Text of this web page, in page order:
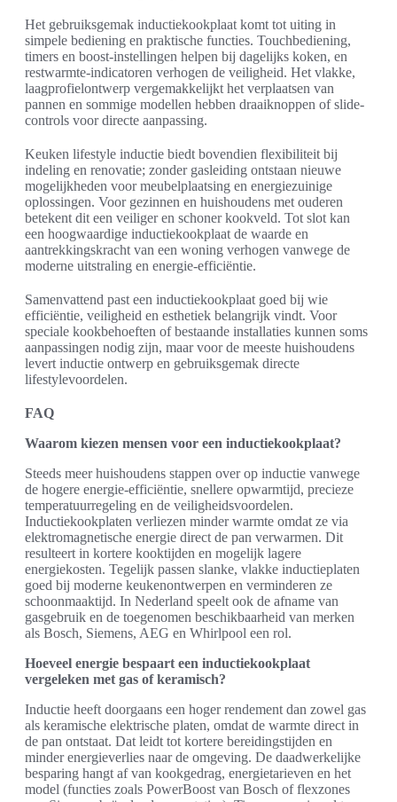
Het gebruiksgemak inductiekookplaat komt tot uiting in
simpele bediening en praktische functies. Touchbediening,
timers en boost-instellingen helpen bij dagelijks koken, en
restwarmte-indicatoren verhogen de veiligheid. Het vlakke,
laagprofielontwerp vergemakkelijkt het verplaatsen van
pannen en sommige modellen hebben draaiknoppen of slide-
controls voor directe aanpassing.
Keuken lifestyle inductie biedt bovendien flexibiliteit bij
indeling en renovatie; zonder gasleiding ontstaan nieuwe
mogelijkheden voor meubelplaatsing en energiezuinige
oplossingen. Voor gezinnen en huishoudens met ouderen
betekent dit een veiliger en schoner kookveld. Tot slot kan
een hoogwaardige inductiekookplaat de waarde en
aantrekkingskracht van een woning verhogen vanwege de
moderne uitstraling en energie-efficiëntie.
Samenvattend past een inductiekookplaat goed bij wie
efficiëntie, veiligheid en esthetiek belangrijk vindt. Voor
speciale kookbehoeften of bestaande installaties kunnen soms
aanpassingen nodig zijn, maar voor de meeste huishoudens
levert inductie ontwerp en gebruiksgemak directe
lifestylevoordelen.
FAQ
Waarom kiezen mensen voor een inductiekookplaat?
Steeds meer huishoudens stappen over op inductie vanwege
de hogere energie-efficiëntie, snellere opwarmtijd, precieze
temperatuurregeling en de veiligheidsvoordelen.
Inductiekookplaten verliezen minder warmte omdat ze via
elektromagnetische energie direct de pan verwarmen. Dit
resulteert in kortere kooktijden en mogelijk lagere
energiekosten. Tegelijk passen slanke, vlakke inductieplaten
goed bij moderne keukenontwerpen en verminderen ze
schoonmaaktijd. In Nederland speelt ook de afname van
gasgebruik en de toegenomen beschikbaarheid van merken
als Bosch, Siemens, AEG en Whirlpool een rol.
Hoeveel energie bespaart een inductiekookplaat
vergeleken met gas of keramisch?
Inductie heeft doorgaans een hoger rendement dan zowel gas
als keramische elektrische platen, omdat de warmte direct in
de pan ontstaat. Dat leidt tot kortere bereidingstijden en
minder energieverlies naar de omgeving. De daadwerkelijke
besparing hangt af van kookgedrag, energietarieven en het
model (functies zoals PowerBoost van Bosch of flexzones